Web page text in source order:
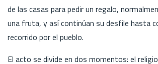
de las casas para pedir un regalo,
una fruta, y así continúan su desfile hasta
recorrido por el pueblo.
El acto se divide en dos momentos: el